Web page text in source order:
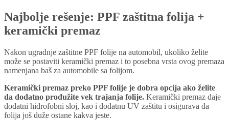
Najbolje rešenje: PPF zaštitna folija +
keramički premaz
Nakon ugradnje zaštitne PPF folije na automobil, ukoliko želite
može se postaviti keramički premaz i to posebna vrsta ovog premaza
namenjana baš za automobile sa folijom.
Keramički premaz preko PPF folije je dobra opcija ako želite
da dodatno produžite vek trajanja folije. Keramički premaz daje
dodatni hidrofobni sloj, kao i dodatnu UV zaštitu i osigurava da
folija još duže ostane kakva jeste.